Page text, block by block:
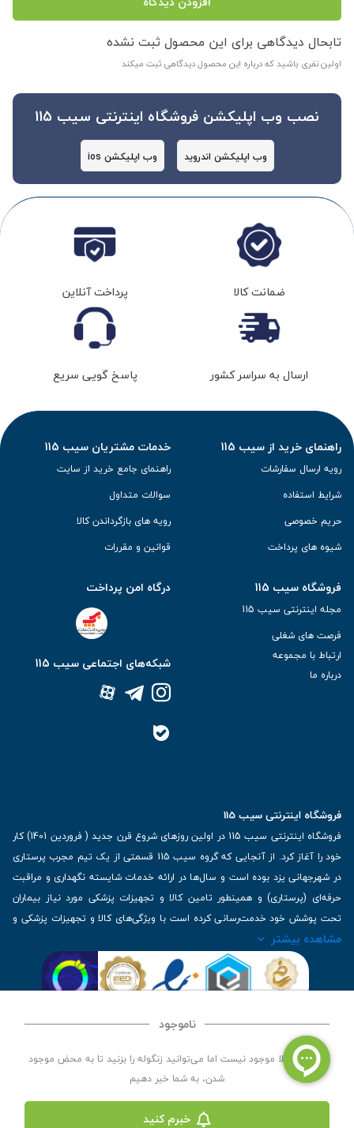
تابحال دیدگاهی برای این محصول ثبت نشده
اولین نفری باشید که درباره این محصول دیدگاهی ثبت میکند
ناموجود
این کالا فعلا موجود نیست اما می‌توانید زنگوله را بزنید تا به محض موجود
شدن، به شما خبر دهیم
خبرم کنید
نصب وب اپلیکشن فروشگاه اینترنتی سیب 115
وب اپلیکشن اندروید وب اپلیکشن ios
ضمانت کالا پرداخت آنلاین
ارسال به سراسر کشور پاسخ گویی سریع
راهنمای خرید از سیب 115
رویه ارسال سفارشات
شرایط استفاده
حریم خصوصی
شیوه های پرداخت
خدمات مشتریان سیب 115
راهنمای جامع خرید از سایت
سوالات متداول
رویه های بازگرداندن کالا
قوانین و مقررات
فروشگاه سیب 115
مجله اینترنتی سیب 115
فرصت های شغلی
ارتباط با مجموعه
درباره ما
درگاه امن پرداخت
شبکه‌های اجتماعی سیب 115
فروشگاه اینترنتی سیب 115
فروشگاه اینترنتی سیب 115 در اولین روزهای شروع قرن جدید ( فروردین 1401) کار
خود را آغاز کرد. از آنجایی که گروه سیب 115 قسمتی از یک تیم مجرب پرستاری
در شهرجهانی یزد بوده است و سال‌ها در ارائه خدمات شایسته نگهداری و مراقبت
حرفه‌ای (پرستاری) و همینطور تامین کالا و تجهیزات پزشکی مورد نیاز بیماران
تحت پوشش خود خدمت‌رسانی کرده است با ویژگی‌های کالا و تجهیزات پزشکی و
برترین برندهای موجود در بازار اطلاعات بسیار ارزشمندی را دارا می‌باشد
| تلفن تماس : 36333383-035 | ایمیل: Info@Sib115.com
مشاهده بیشتر
کلیه حقوق این سایت متعلق به سیب 115 ( فروشگاه لوازم پزشکی سیب 115 ) است، توسعه و
کدنویسی توسطسپکام سیستم